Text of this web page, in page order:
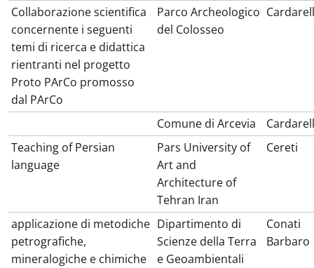
Collaborazione scientifica
concernente i seguenti
temi di ricerca e didattica
rientranti nel progetto
Proto PArCo promosso
dal PArCo
Parco Archeologico
del Colosseo
Comune di Arcevia
Teaching of Persian
language
Pars University of
Art and
Architecture of
Tehran Iran
Cereti
applicazione di metodiche
petrografiche,
mineralogiche e chimiche
Dipartimento di
Scienze della Terra
e Geoambientali
Conati
Barbaro